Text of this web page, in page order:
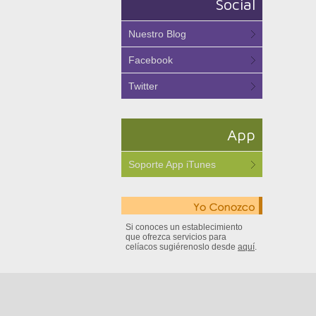
Social
Nuestro Blog
Facebook
Twitter
App
Soporte App iTunes
Si conoces un establecimiento
que ofrezca servicios para
celíacos sugiérenoslo desde aquí.